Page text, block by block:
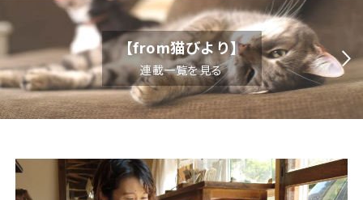
【from猫びより】
連載一覧を見る